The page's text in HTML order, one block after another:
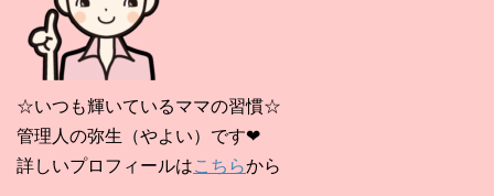
☆いつも輝いているママの習慣☆
管理人の弥生（やよい）です❤
詳しいプロフィールはこちらから